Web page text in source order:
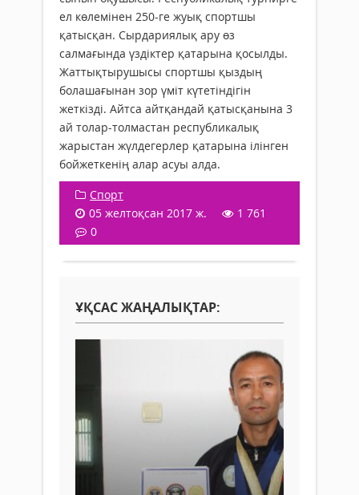
ел көлемінен 250-ге жуық спортшы
қатысқан. Сырдариялық ару өз
салмағында үздіктер қатарына қосылды.
Жаттықтырушысы спортшы қыздың
болашағынан зор үміт күтетіндігін
жеткізді. Айтса айтқандай қатысқанына 3
ай толар-толмастан республикалық
жарыстан жүлдегерлер қатарына ілінген
бойжеткенің алар асуы алда.
Спорт
05 желтоқсан 2017 ж.
1 761
0
ҰҚСАС ЖАҢАЛЫҚТАР: